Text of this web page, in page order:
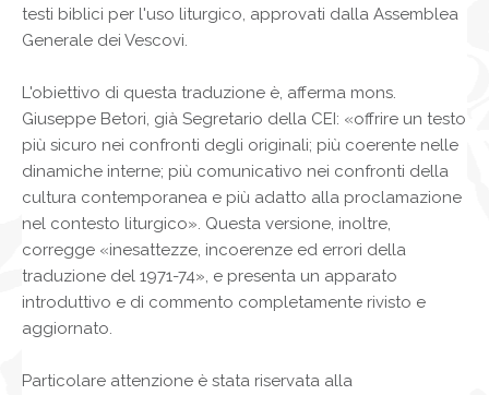
testi biblici per l'uso liturgico, approvati dalla Assemblea
Generale dei Vescovi.
L'obiettivo di questa traduzione è, afferma mons.
Giuseppe Betori, già Segretario della CEI: «offrire un testo
più sicuro nei confronti degli originali; più coerente nelle
dinamiche interne; più comunicativo nei confronti della
cultura contemporanea e più adatto alla proclamazione
nel contesto liturgico». Questa versione, inoltre,
corregge «inesattezze, incoerenze ed errori della
traduzione del 1971-74», e presenta un apparato
introduttivo e di commento completamente rivisto e
aggiornato.
Particolare attenzione è stata riservata alla